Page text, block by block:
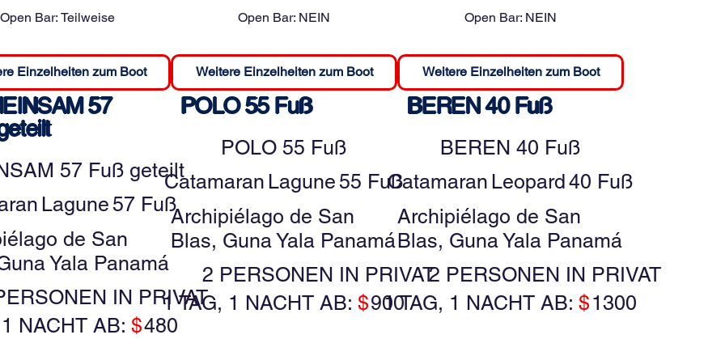
Open Bar: Teilweise
Einzelheiten zum Boot
Open Bar: NEIN
Weitere Einzelheiten zum Boot
Open Bar: NEIN
Weitere Einzelheiten zum Boot
57
57 Fuß geteilt
Lagune57 Fuß
de San
Yala Panamá
IN PRIVAT
1 NACHT AB:$480
POLO 55 Fuß
POLO 55 Fuß
Catamaran Lagune55 Fuß
Archipiélago de San
Blas, Guna Yala Panamá
2 PERSONEN IN PRIVAT
1 TAG, 1 NACHT AB:$900
BEREN 40 Fuß
BEREN 40 Fuß
Catamaran Leopard40 Fuß
Archipiélago de San
Blas, Guna Yala Panamá
2 PERSONEN IN PRIVAT
1 TAG, 1 NACHT AB:$1300